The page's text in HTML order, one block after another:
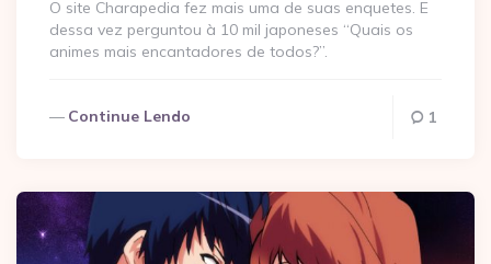
O site Charapedia fez mais uma de suas enquetes. E
dessa vez perguntou à 10 mil japoneses “Quais os
animes mais encantadores de todos?”.
Continue Lendo 1